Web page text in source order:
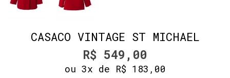
CASACO VINTAGE ST MICHAEL
R$ 549,00
ou 3x de R$ 183,00